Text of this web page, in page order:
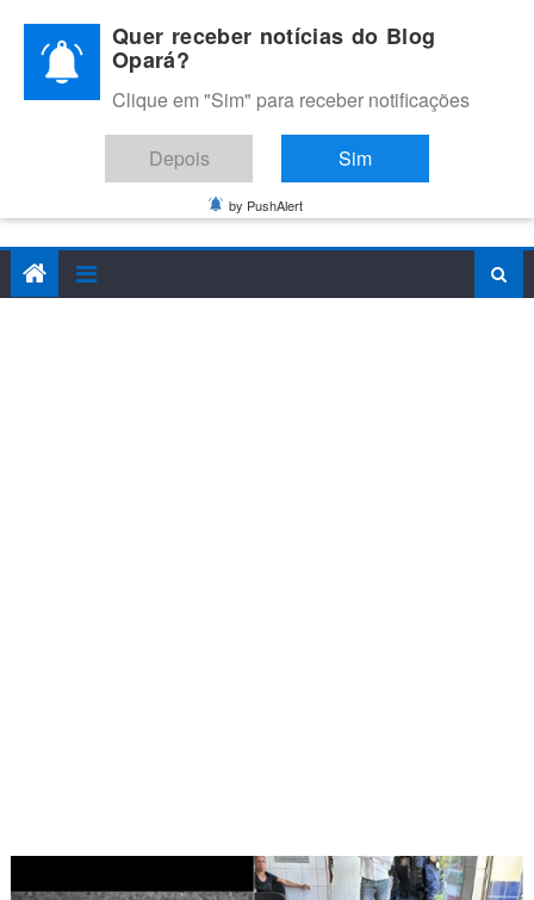
content
BLOG OPARÁ
Melhores notícias de Juazeiro, Petrolina e do Vale do São
Francisco
Quer receber notícias do Blog
Opará?
Clique em "Sim" para receber notificações
Depois Sim
by PushAlert